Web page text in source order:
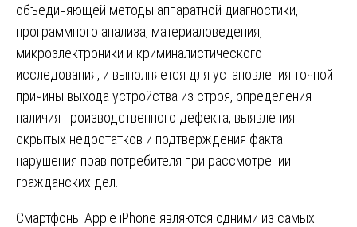
объединяющей методы аппаратной диагностики,
программного анализа, материаловедения,
микроэлектроники и криминалистического
исследования, и выполняется для установления точной
причины выхода устройства из строя, определения
наличия производственного дефекта, выявления
скрытых недостатков и подтверждения факта
нарушения прав потребителя при рассмотрении
гражданских дел.
Смартфоны Apple iPhone являются одними из самых